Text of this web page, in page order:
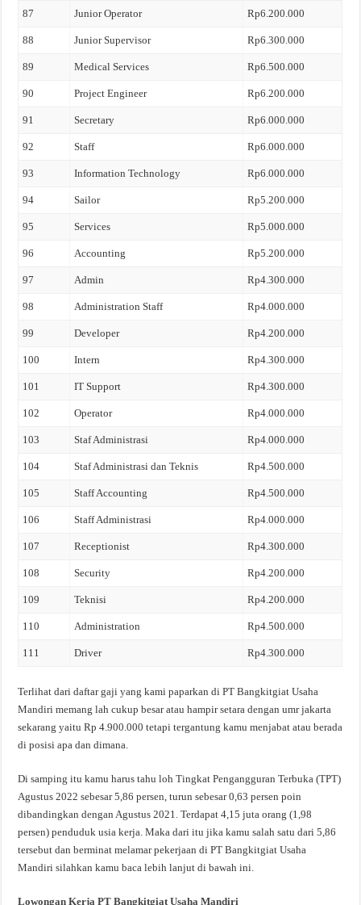
87 Junior Operator Rp6.200.000
88 Junior Supervisor Rp6.300.000
89 Medical Services Rp6.500.000
90 Project Engineer Rp6.200.000
91 Secretary Rp6.000.000
92 Staff Rp6.000.000
93 Information Technology Rp6.000.000
94 Sailor Rp5.200.000
95 Services Rp5.000.000
96 Accounting Rp5.200.000
97 Admin Rp4.300.000
98 Administration Staff Rp4.000.000
99 Developer Rp4.200.000
100 Intern Rp4.300.000
101 IT Support Rp4.300.000
102 Operator Rp4.000.000
103 Staf Administrasi Rp4.000.000
104 Staf Administrasi dan Teknis Rp4.500.000
105 Staff Accounting Rp4.500.000
106 Staff Administrasi Rp4.000.000
107 Receptionist Rp4.300.000
108 Security Rp4.200.000
109 Teknisi Rp4.200.000
110 Administration Rp4.500.000
111 Driver Rp4.300.000
Terlihat dari daftar gaji yang kami paparkan di PT Bangkitgiat Usaha
Mandiri memang lah cukup besar atau hampir setara dengan umr jakarta
sekarang yaitu Rp 4.900.000 tetapi tergantung kamu menjabat atau berada
di posisi apa dan dimana.
Di samping itu kamu harus tahu loh Tingkat Pengangguran Terbuka (TPT)
Agustus 2022 sebesar 5,86 persen, turun sebesar 0,63 persen poin
dibandingkan dengan Agustus 2021. Terdapat 4,15 juta orang (1,98
persen) penduduk usia kerja. Maka dari itu jika kamu salah satu dari 5,86
tersebut dan berminat melamar pekerjaan di PT Bangkitgiat Usaha
Mandiri silahkan kamu baca lebih lanjut di bawah ini.
Lowongan Kerja PT Bangkitgiat Usaha Mandiri